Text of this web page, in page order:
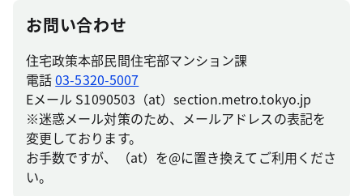
お問い合わせ
住宅政策本部民間住宅部マンション課
電話03-5320-5007
Eメール S1090503（at）section.metro.tokyo.jp
※迷惑メール対策のため、メールアドレスの表記を
変更しております。
お手数ですが、（at）を@に置き換えてご利用くださ
い。